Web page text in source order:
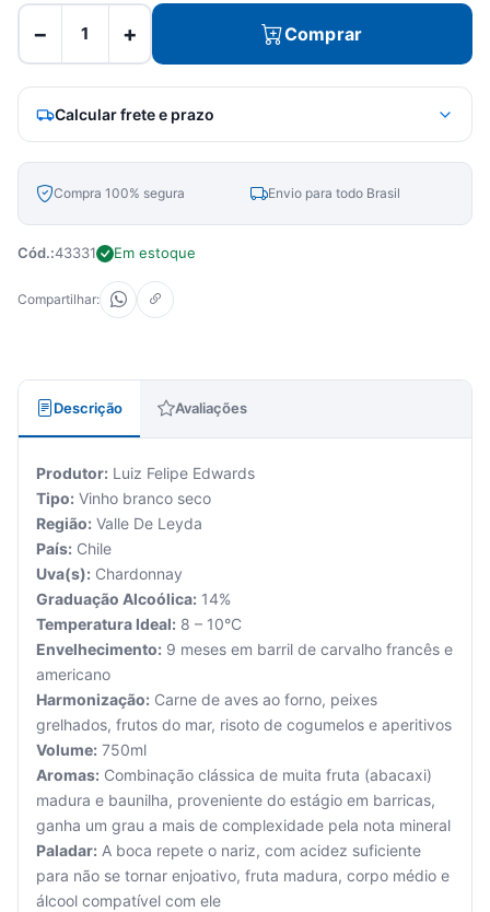
Seu
carrinho
está
vazio.
Adicione
para
começar.
− + Comprar
Calcular frete e prazo
Compra 100% segura Envio para todo Brasil
Cód.:43331 Em estoque
Compartilhar:
Descrição Avaliações
Produtor: Luiz Felipe Edwards
Tipo: Vinho branco seco
Região: Valle De Leyda
País: Chile
Uva(s): Chardonnay
Graduação Alcoólica: 14%
Temperatura Ideal: 8 – 10°C
Envelhecimento: 9 meses em barril de carvalho francês e
americano
Harmonização: Carne de aves ao forno, peixes
grelhados, frutos do mar, risoto de cogumelos e aperitivos
Volume: 750ml
Aromas: Combinação clássica de muita fruta (abacaxi)
madura e baunilha, proveniente do estágio em barricas,
ganha um grau a mais de complexidade pela nota mineral
Paladar: A boca repete o nariz, com acidez suficiente
para não se tornar enjoativo, fruta madura, corpo médio e
álcool compatível com ele